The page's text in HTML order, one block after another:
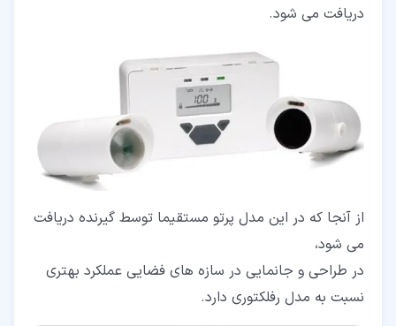
دریافت می شود.
از آنجا که در این مدل پرتو مستقیما توسط گیرنده دریافت
می شود،
در طراحی و جانمایی در سازه های فضایی عملکرد بهتری
نسبت به مدل رفلکتوری دارد.